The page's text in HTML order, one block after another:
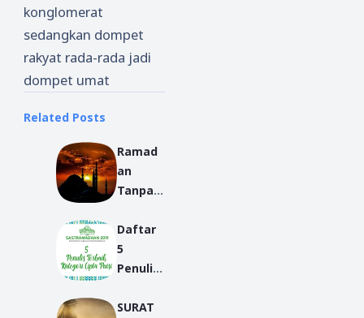
konglomerat
sedangkan dompet
rakyat rada-rada jadi
dompet umat
Related Posts
Ramad
an
Tanpa
Tua
Daftar
5
Penulis
Kategor
SURAT